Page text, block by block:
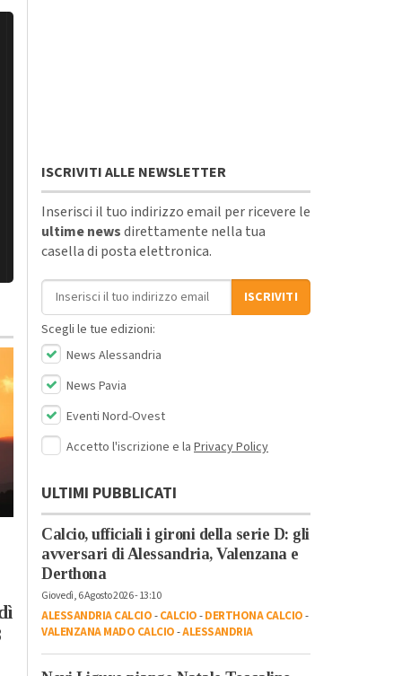
Lunedì, 27 Luglio 2026 - 09:47
Eventi-Feste e Sagre-Tempo
Libero-
di Alessandria
A San Giuliano Nuovo
la Sagra dei Sapori
della Fraschetta: due
Piemonte-Provincia di Pavia
Nessuna tregua: il
caldo continua fino a
boschivi
ISCRIVITI ALLE NEWSLETTER
Inserisci il tuo indirizzo email per ricevere le
ultime newsdirettamente nella tua
casella di posta elettronica.
Indirizzo email
ISCRIVITI
Scegli le tue edizioni:
News Alessandria
News Pavia
Eventi Nord-Ovest
Accetto l'iscrizione e la Privacy Policy
ULTIMI PUBBLICATI
Calcio, ufficiali i gironi della serie D: gli
avversari di Alessandria, Valenzana e
Derthona
Giovedì, 6 Agosto 2026 - 13:10
ALESSANDRIA CALCIO-CALCIO-DERTHONA CALCIO-
VALENZANA MADO CALCIO-ALESSANDRIA